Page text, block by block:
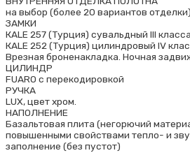
на выбор (более 20 вариантов отделки)
ЗАМКИ
КALE 257 (Турция) сувальдный III
КALE 252 (Турция) цилиндровый IV
Врезная броненакладка. Ночная
ЦИЛИНДР
FUARO с перекодировкой
РУЧКА
LUX, цвет хром.
НАПОЛНЕНИЕ
Базальтовая плита (негорючий
повышенными свойствами тепло- и
заполнение (без пустот)